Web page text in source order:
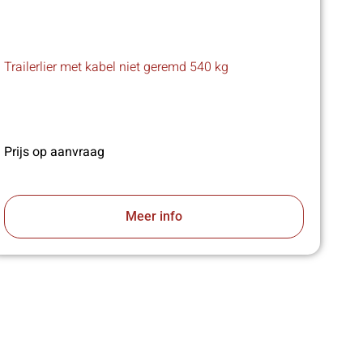
Trailerlier met kabel niet geremd 540 kg
Prijs op aanvraag
Meer info